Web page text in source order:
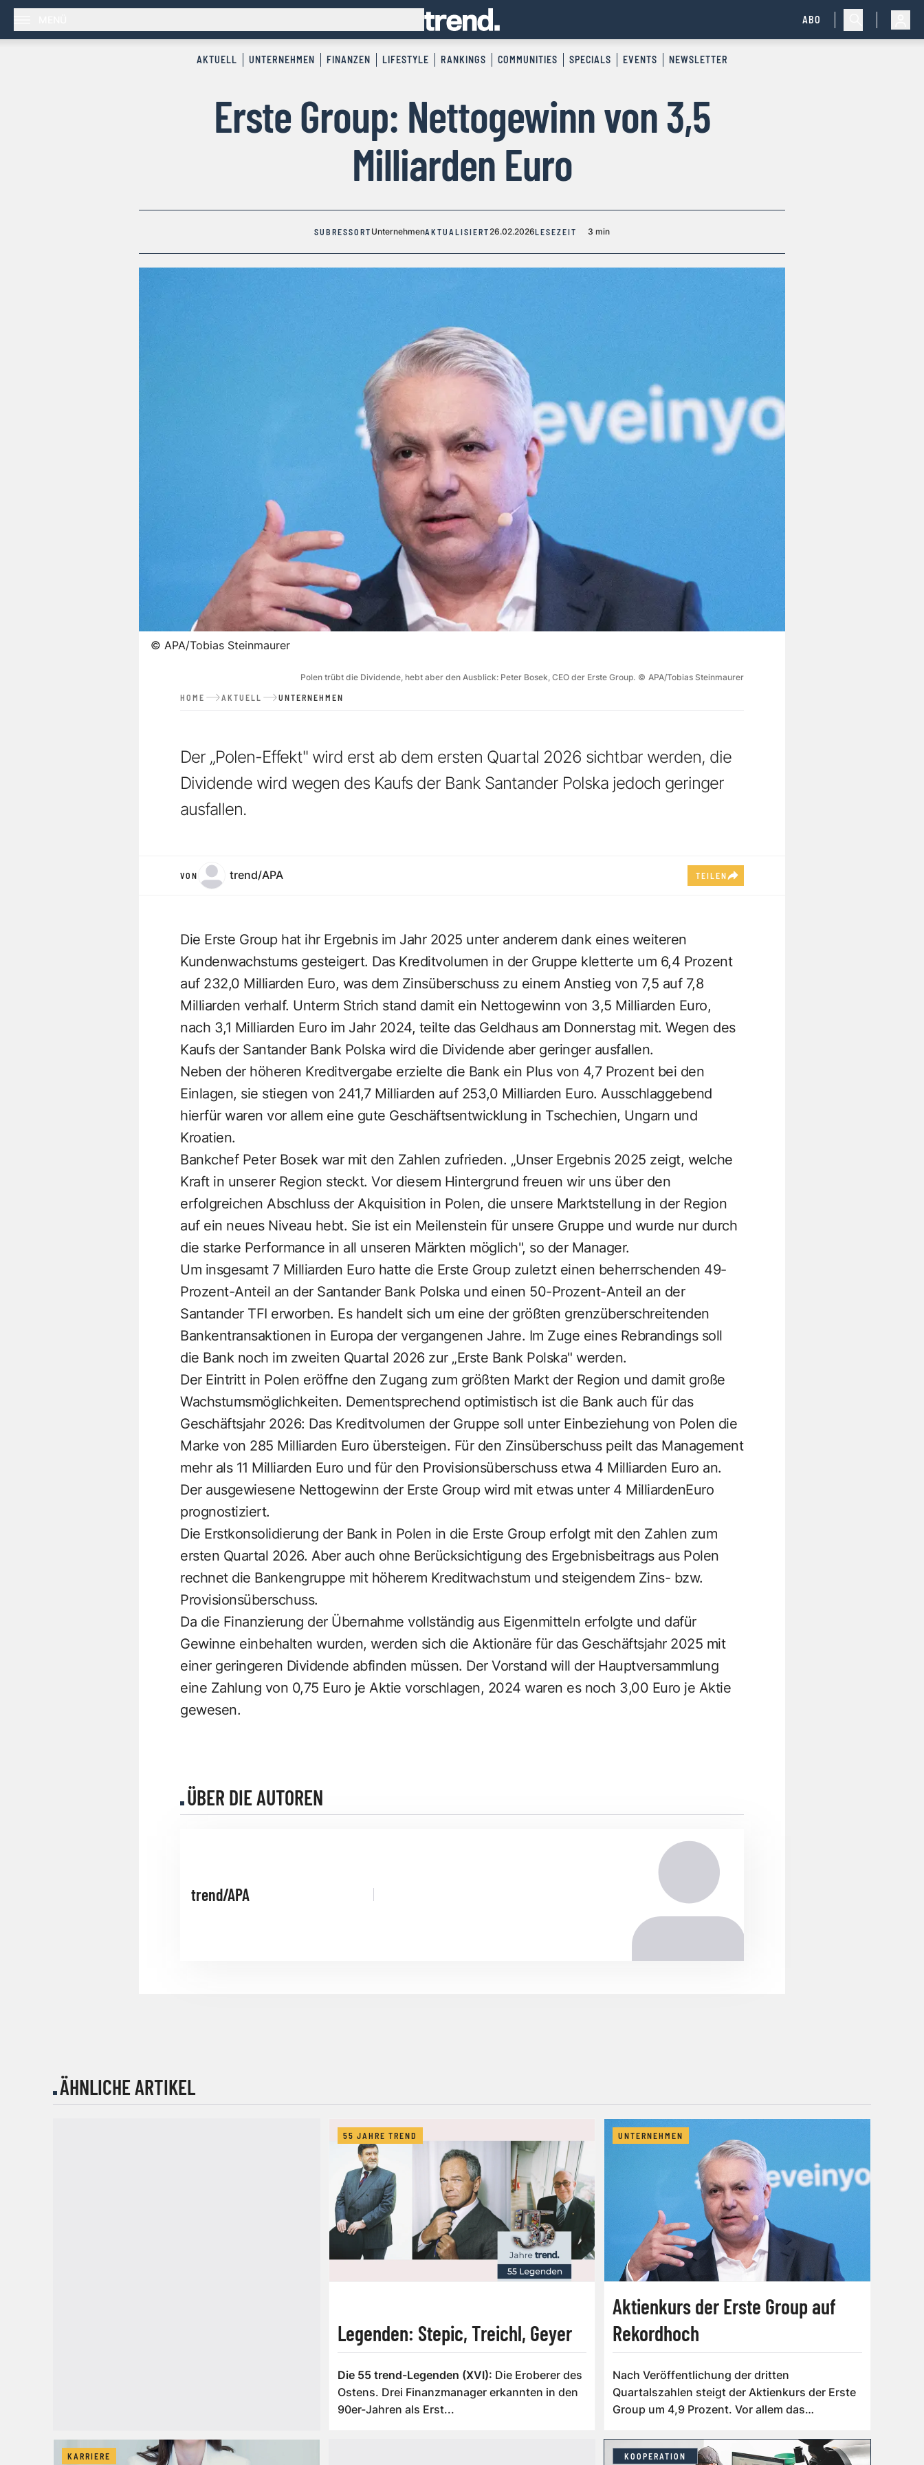
ABO
AKTUELL UNTERNEHMEN FINANZEN LIFESTYLE RANKINGS COMMUNITIES SPECIALS EVENTS NEWSLETTER
Erste Group: Nettogewinn von 3,5
Milliarden Euro
SUBRESSORT UnternehmenAKTUALISIERT26.02.2026LESEZEIT 3 min
© APA/Tobias Steinmaurer
Polen trübt die Dividende, hebt aber den Ausblick: Peter Bosek, CEO der Erste Group. © APA/Tobias Steinmaurer
HOME AKTUELL UNTERNEHMEN
Der „Polen-Effekt" wird erst ab dem ersten Quartal 2026 sichtbar werden, die
Dividende wird wegen des Kaufs der Bank Santander Polska jedoch geringer
ausfallen.
VON trend/APA TEILEN
Die Erste Group hat ihr Ergebnis im Jahr 2025 unter anderem dank eines weiteren
Kundenwachstums gesteigert. Das Kreditvolumen in der Gruppe kletterte um 6,4 Prozent
auf 232,0 Milliarden Euro, was dem Zinsüberschuss zu einem Anstieg von 7,5 auf 7,8
Milliarden verhalf. Unterm Strich stand damit ein Nettogewinn von 3,5 Milliarden Euro,
nach 3,1 Milliarden Euro im Jahr 2024, teilte das Geldhaus am Donnerstag mit. Wegen des
Kaufs der Santander Bank Polska wird die Dividende aber geringer ausfallen.
Neben der höheren Kreditvergabe erzielte die Bank ein Plus von 4,7 Prozent bei den
Einlagen, sie stiegen von 241,7 Milliarden auf 253,0 Milliarden Euro. Ausschlaggebend
hierfür waren vor allem eine gute Geschäftsentwicklung in Tschechien, Ungarn und
Kroatien.
Bankchef Peter Bosek war mit den Zahlen zufrieden. „Unser Ergebnis 2025 zeigt, welche
Kraft in unserer Region steckt. Vor diesem Hintergrund freuen wir uns über den
erfolgreichen Abschluss der Akquisition in Polen, die unsere Marktstellung in der Region
auf ein neues Niveau hebt. Sie ist ein Meilenstein für unsere Gruppe und wurde nur durch
die starke Performance in all unseren Märkten möglich", so der Manager.
Um insgesamt 7 Milliarden Euro hatte die Erste Group zuletzt einen beherrschenden 49-
Prozent-Anteil an der Santander Bank Polska und einen 50-Prozent-Anteil an der
Santander TFI erworben. Es handelt sich um eine der größten grenzüberschreitenden
Bankentransaktionen in Europa der vergangenen Jahre. Im Zuge eines Rebrandings soll
die Bank noch im zweiten Quartal 2026 zur „Erste Bank Polska" werden.
Der Eintritt in Polen eröffne den Zugang zum größten Markt der Region und damit große
Wachstumsmöglichkeiten. Dementsprechend optimistisch ist die Bank auch für das
Geschäftsjahr 2026: Das Kreditvolumen der Gruppe soll unter Einbeziehung von Polen die
Marke von 285 Milliarden Euro übersteigen. Für den Zinsüberschuss peilt das Management
mehr als 11 Milliarden Euro und für den Provisionsüberschuss etwa 4 Milliarden Euro an.
Der ausgewiesene Nettogewinn der Erste Group wird mit etwas unter 4 MilliardenEuro
prognostiziert.
Die Erstkonsolidierung der Bank in Polen in die Erste Group erfolgt mit den Zahlen zum
ersten Quartal 2026. Aber auch ohne Berücksichtigung des Ergebnisbeitrags aus Polen
rechnet die Bankengruppe mit höherem Kreditwachstum und steigendem Zins- bzw.
Provisionsüberschuss.
Da die Finanzierung der Übernahme vollständig aus Eigenmitteln erfolgte und dafür
Gewinne einbehalten wurden, werden sich die Aktionäre für das Geschäftsjahr 2025 mit
einer geringeren Dividende abfinden müssen. Der Vorstand will der Hauptversammlung
eine Zahlung von 0,75 Euro je Aktie vorschlagen, 2024 waren es noch 3,00 Euro je Aktie
gewesen.
ÜBER DIE AUTOREN
trend/APA
ÄHNLICHE ARTIKEL
55 JAHRE TREND
Legenden: Stepic, Treichl, Geyer
Die 55 trend-Legenden (XVI): Die Eroberer des
Ostens. Drei Finanzmanager erkannten in den
90er-Jahren als Erst...
UNTERNEHMEN
Aktienkurs der Erste Group auf
Rekordhoch
Nach Veröffentlichung der dritten
Quartalszahlen steigt der Aktienkurs der Erste
Group um 4,9 Prozent. Vor allem das
KARRIERE KOOPERATION